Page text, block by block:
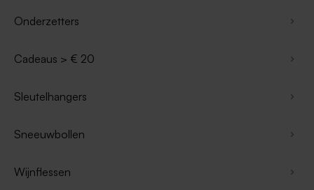
Onderzetters
Cadeaus > € 20
Sleutelhangers
Sneeuwbollen
Wijnflessen